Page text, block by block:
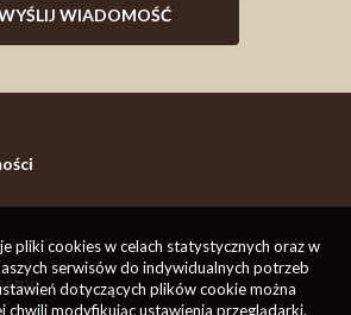
pliki cookies w celach statystycznych oraz w
serwisów do indywidualnych potrzeb
dotyczących plików cookie można
chwili modyfikując ustawienia przeglądarki.